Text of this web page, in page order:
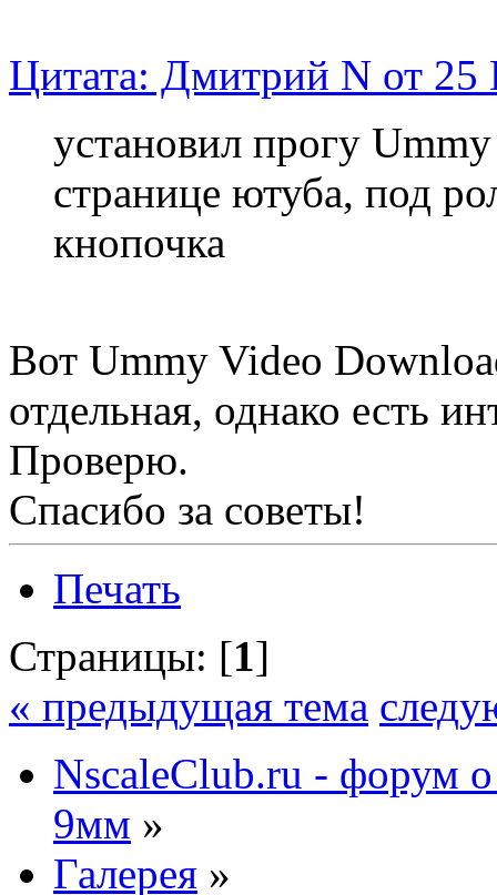
Цитата: Дмитрий N от
установил прогу
странице ютуба, под
кнопочка
Вот Ummy Video
отдельная, однако есть
Проверю.
Спасибо за советы!
Печать
Страницы: [1]
« предыдущая тема
NscaleClub.ru - форум
9мм »
Галерея »